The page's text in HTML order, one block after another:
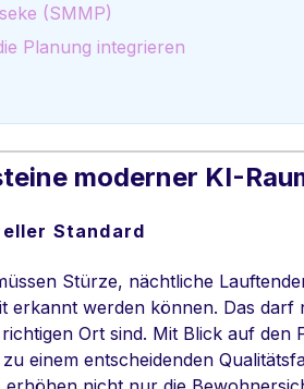
(SMMP)
Planung integrieren
moderner KI-
Standard
Stürze, nächtliche
erkannt werden können. Das darf
Ort sind. Mit Blick auf den
einem entscheidenden